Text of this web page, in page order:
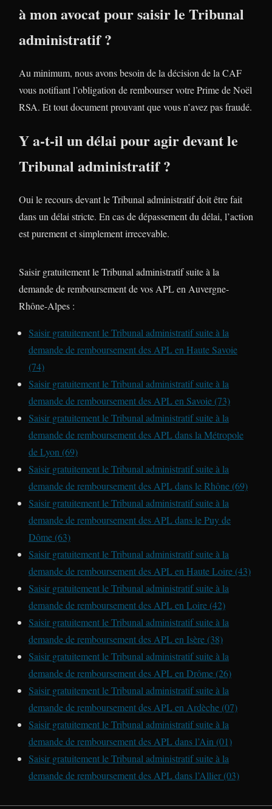
à mon avocat pour saisir le Tribunal
administratif ?
Au minimum, nous avons besoin de la décision de la CAF
vous notifiant l’obligation de rembourser votre Prime de Noël
RSA. Et tout document prouvant que vous n’avez pas fraudé.
Y a-t-il un délai pour agir devant le
Tribunal administratif ?
Oui le recours devant le Tribunal administratif doit être fait
dans un délai stricte. En cas de dépassement du délai, l’action
est purement et simplement irrecevable.
Saisir gratuitement le Tribunal administratif suite à la
demande de remboursement de vos APL en Auvergne-
Rhône-Alpes :
Saisir gratuitement le Tribunal administratif suite à la
demande de remboursement des APL en Haute Savoie
(74)
Saisir gratuitement le Tribunal administratif suite à la
demande de remboursement des APL en Savoie (73)
Saisir gratuitement le Tribunal administratif suite à la
demande de remboursement des APL dans la Métropole
de Lyon (69)
Saisir gratuitement le Tribunal administratif suite à la
demande de remboursement des APL dans le Rhône (69)
Saisir gratuitement le Tribunal administratif suite à la
demande de remboursement des APL dans le Puy de
Dôme (63)
Saisir gratuitement le Tribunal administratif suite à la
demande de remboursement des APL en Haute Loire (43)
Saisir gratuitement le Tribunal administratif suite à la
demande de remboursement des APL en Loire (42)
Saisir gratuitement le Tribunal administratif suite à la
demande de remboursement des APL en Isère (38)
Saisir gratuitement le Tribunal administratif suite à la
demande de remboursement des APL en Drôme (26)
Saisir gratuitement le Tribunal administratif suite à la
demande de remboursement des APL en Ardèche (07)
Saisir gratuitement le Tribunal administratif suite à la
demande de remboursement des APL dans l’Ain (01)
Saisir gratuitement le Tribunal administratif suite à la
demande de remboursement des APL dans l’Allier (03)